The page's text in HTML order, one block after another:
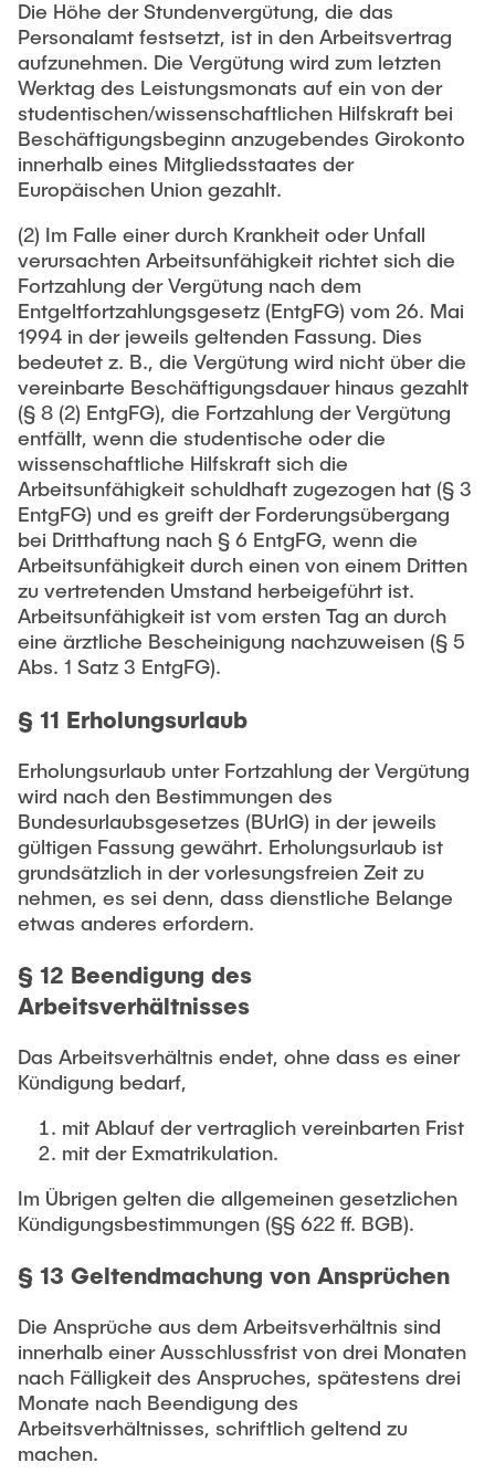
Die Höhe der Stundenvergütung, die das
Personalamt festsetzt, ist in den Arbeitsvertrag
aufzunehmen. Die Vergütung wird zum letzten
Werktag des Leistungsmonats auf ein von der
studentischen/wissenschaftlichen Hilfskraft bei
Beschäftigungsbeginn anzugebendes Girokonto
innerhalb eines Mitgliedsstaates der
Europäischen Union gezahlt.
(2) Im Falle einer durch Krankheit oder Unfall
verursachten Arbeitsunfähigkeit richtet sich die
Fortzahlung der Vergütung nach dem
Entgeltfortzahlungsgesetz (EntgFG) vom 26. Mai
1994 in der jeweils geltenden Fassung. Dies
bedeutet z. B., die Vergütung wird nicht über die
vereinbarte Beschäftigungsdauer hinaus gezahlt
(§ 8 (2) EntgFG), die Fortzahlung der Vergütung
entfällt, wenn die studentische oder die
wissenschaftliche Hilfskraft sich die
Arbeitsunfähigkeit schuldhaft zugezogen hat (§ 3
EntgFG) und es greift der Forderungsübergang
bei Dritthaftung nach § 6 EntgFG, wenn die
Arbeitsunfähigkeit durch einen von einem Dritten
zu vertretenden Umstand herbeigeführt ist.
Arbeitsunfähigkeit ist vom ersten Tag an durch
eine ärztliche Bescheinigung nachzuweisen (§ 5
Abs. 1 Satz 3 EntgFG).
§ 11 Erholungsurlaub
Erholungsurlaub unter Fortzahlung der Vergütung
wird nach den Bestimmungen des
Bundesurlaubsgesetzes (BUrlG) in der jeweils
gültigen Fassung gewährt. Erholungsurlaub ist
grundsätzlich in der vorlesungsfreien Zeit zu
nehmen, es sei denn, dass dienstliche Belange
etwas anderes erfordern.
§ 12 Beendigung des
Arbeitsverhältnisses
Das Arbeitsverhältnis endet, ohne dass es einer
Kündigung bedarf,
mit Ablauf der vertraglich vereinbarten Frist
mit der Exmatrikulation.
Im Übrigen gelten die allgemeinen gesetzlichen
Kündigungsbestimmungen (§§ 622 ff. BGB).
§ 13 Geltendmachung von Ansprüchen
Die Ansprüche aus dem Arbeitsverhältnis sind
innerhalb einer Ausschlussfrist von drei Monaten
nach Fälligkeit des Anspruches, spätestens drei
Monate nach Beendigung des
Arbeitsverhältnisses, schriftlich geltend zu
machen.